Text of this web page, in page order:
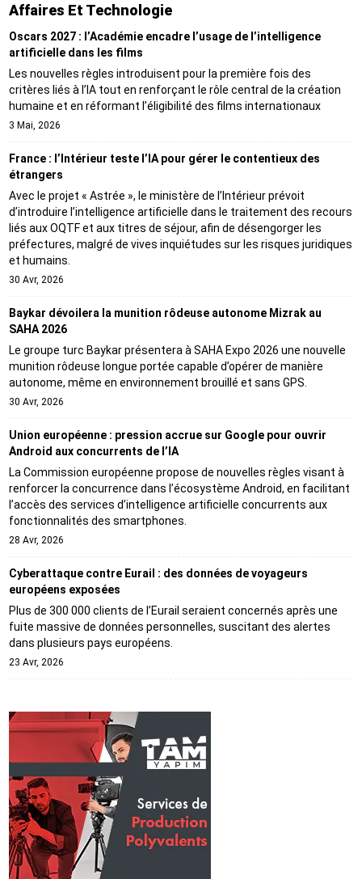
Affaires Et Technologie
Oscars 2027 : l’Académie encadre l’usage de l’intelligence
artificielle dans les films
Les nouvelles règles introduisent pour la première fois des
critères liés à l’IA tout en renforçant le rôle central de la création
humaine et en réformant l’éligibilité des films internationaux
3 Mai, 2026
France : l’Intérieur teste l’IA pour gérer le contentieux des
étrangers
Avec le projet « Astrée », le ministère de l’Intérieur prévoit
d’introduire l’intelligence artificielle dans le traitement des recours
liés aux OQTF et aux titres de séjour, afin de désengorger les
préfectures, malgré de vives inquiétudes sur les risques juridiques
et humains.
30 Avr, 2026
Baykar dévoilera la munition rôdeuse autonome Mizrak au
SAHA 2026
Le groupe turc Baykar présentera à SAHA Expo 2026 une nouvelle
munition rôdeuse longue portée capable d’opérer de manière
autonome, même en environnement brouillé et sans GPS.
30 Avr, 2026
Union européenne : pression accrue sur Google pour ouvrir
Android aux concurrents de l’IA
La Commission européenne propose de nouvelles règles visant à
renforcer la concurrence dans l’écosystème Android, en facilitant
l’accès des services d’intelligence artificielle concurrents aux
fonctionnalités des smartphones.
28 Avr, 2026
Cyberattaque contre Eurail : des données de voyageurs
européens exposées
Plus de 300 000 clients de l’Eurail seraient concernés après une
fuite massive de données personnelles, suscitant des alertes
dans plusieurs pays européens.
23 Avr, 2026